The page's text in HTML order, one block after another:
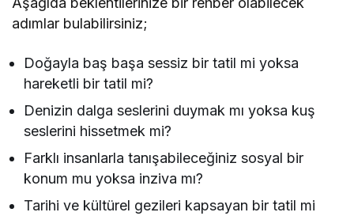
adımlar bulabilirsiniz;
Doğayla baş başa sessiz bir tatil mi yoksa
hareketli bir tatil mi?
Denizin dalga seslerini duymak mı yoksa kuş
seslerini hissetmek mi?
Farklı insanlarla tanışabileceğiniz sosyal bir
konum mu yoksa inziva mı?
Tarihi ve kültürel gezileri kapsayan bir tatil mi